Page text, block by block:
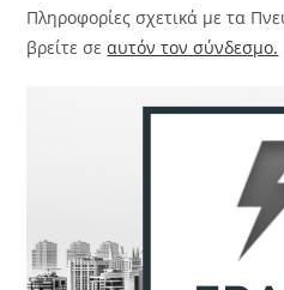
Πληροφορίες σχετικά με τα
βρείτε σεαυτόν τον σύνδεσμο.